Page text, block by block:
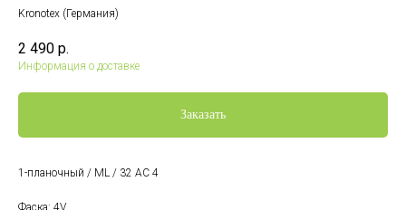
Kronotex (Германия)
2 490 р.
Информация о доставке
Заказать
1-планочный / ML / 32 AC 4